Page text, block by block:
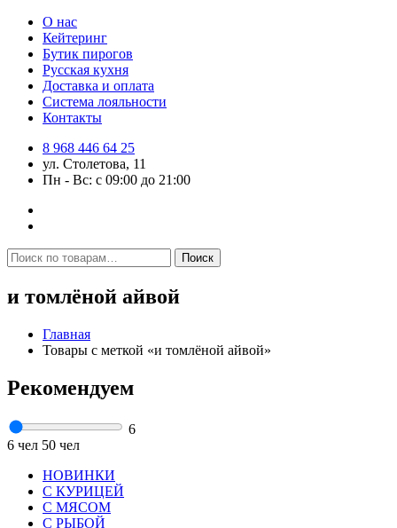
О нас
Кейтеринг
Бутик пирогов
Русская кухня
Доставка и оплата
Система лояльности
Контакты
8 968 446 64 25
ул. Столетова, 11
Пн - Вс: с 09:00 до 21:00
Искать: Поиск
и томлёной айвой
Главная
Товары с меткой «и томлёной айвой»
Рекомендуем
6
6 чел 50 чел
НОВИНКИ
С КУРИЦЕЙ
С МЯСОМ
С РЫБОЙ